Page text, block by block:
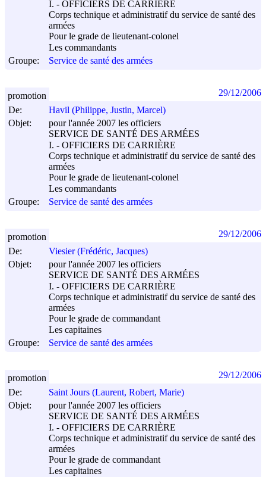
I. - OFFICIERS DE CARRIÈRE
Corps technique et administratif du service de santé des
armées
Pour le grade de lieutenant-colonel
Les commandants
Groupe:
Service de santé des armées
De:
Havil (Philippe, Justin, Marcel)
Objet:
pour l'année 2007 les officiers
SERVICE DE SANTÉ DES ARMÉES
I. - OFFICIERS DE CARRIÈRE
Corps technique et administratif du service de santé des
armées
Pour le grade de lieutenant-colonel
Les commandants
Groupe:
Service de santé des armées
promotion 29/12/2006
De:
Viesier (Frédéric, Jacques)
Objet:
pour l'année 2007 les officiers
SERVICE DE SANTÉ DES ARMÉES
I. - OFFICIERS DE CARRIÈRE
Corps technique et administratif du service de santé des
armées
Pour le grade de commandant
Les capitaines
Groupe:
Service de santé des armées
promotion 29/12/2006
De:
Saint Jours (Laurent, Robert, Marie)
Objet:
pour l'année 2007 les officiers
SERVICE DE SANTÉ DES ARMÉES
I. - OFFICIERS DE CARRIÈRE
Corps technique et administratif du service de santé des
armées
Pour le grade de commandant
Les capitaines
promotion 29/12/2006